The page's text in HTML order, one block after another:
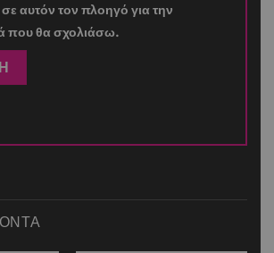
αυτόν τον πλοηγό για την
που θα σχολιάσω.